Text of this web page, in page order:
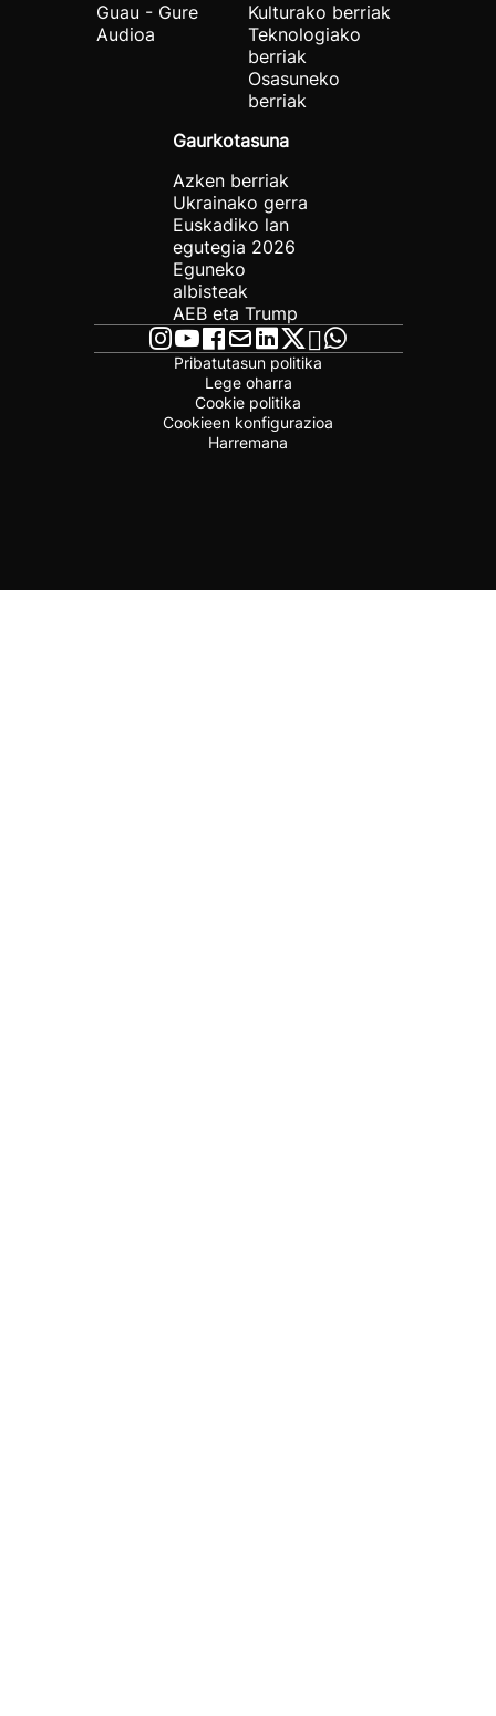
Guau - Gure
Audioa
Kulturako berriak
Teknologiako
berriak
Osasuneko
berriak
Gaurkotasuna
Azken berriak
Ukrainako gerra
Euskadiko lan
egutegia 2026
Eguneko
albisteak
AEB eta Trump
Pribatutasun politika
Lege oharra
Cookie politika
Cookieen konfigurazioa
Harremana